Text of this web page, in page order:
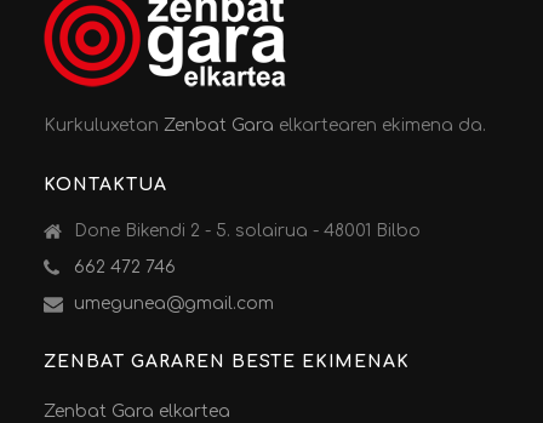
KurkuluxetanZenbat Gara elkartearen ekimena da.
KONTAKTUA
Done Bikendi 2 - 5. solairua - 48001 Bilbo
662 472 746
umegunea@gmail.com
ZENBAT GARAREN BESTE EKIMENAK
Zenbat Gara elkartea